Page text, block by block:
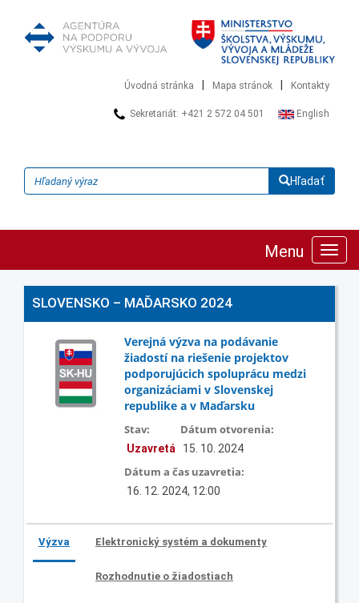
Úvodná stránka Mapa stránok Kontakty
Sekretariát: +421 2 572 04 501 English
Hľadať
Menu
SLOVENSKO – MAĎARSKO 2024
Verejná výzva na podávanie
žiadostí na riešenie projektov
podporujúcich spoluprácu medzi
organizáciami v Slovenskej
republike a v Maďarsku
Stav:
Uzavretá
Dátum otvorenia:
15. 10. 2024
Dátum a čas uzavretia:
16. 12. 2024, 12:00
Výzva Elektronický systém a dokumenty
Rozhodnutie o žiadostiach